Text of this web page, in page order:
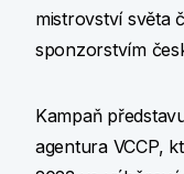
mistrovství světa
sponzorstvím
Kampaň
agentura VCCP,